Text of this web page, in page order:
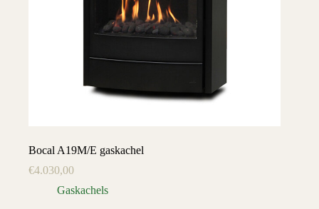
Bocal A19M/E gaskachel
€4.030,00
Gaskachels